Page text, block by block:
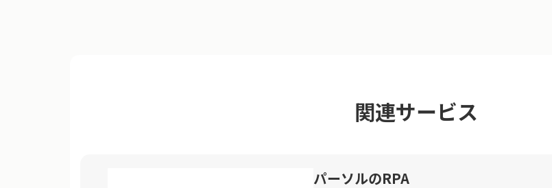
関連サービス
パーソルのRPA